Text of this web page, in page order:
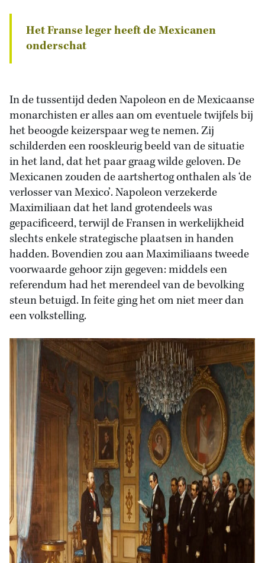
Het Franse leger heeft de Mexicanen
onderschat
In de tussentijd deden Napoleon en de Mexicaanse
monarchisten er alles aan om eventuele twijfels bij
het beoogde keizerspaar weg te nemen. Zij
schilderden een rooskleurig beeld van de situatie
in het land, dat het paar graag wilde geloven. De
Mexicanen zouden de aartshertog onthalen als ‘de
verlosser van Mexico’. Napoleon verzekerde
Maximiliaan dat het land grotendeels was
gepacificeerd, terwijl de Fransen in werkelijkheid
slechts enkele strategische plaatsen in handen
hadden. Bovendien zou aan Maximiliaans tweede
voorwaarde gehoor zijn gegeven: middels een
referendum had het merendeel van de bevolking
steun betuigd. In feite ging het om niet meer dan
een volkstelling.